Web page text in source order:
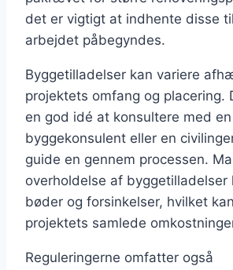
det er vigtigt at indhente disse
arbejdet påbegyndes.
Byggetilladelser kan variere
projektets omfang og placering.
en god idé at konsultere med en
byggekonsulent eller en
guide en gennem processen.
overholdelse af byggetilladelser
bøder og forsinkelser, hvilket
projektets samlede
Reguleringerne omfatter også